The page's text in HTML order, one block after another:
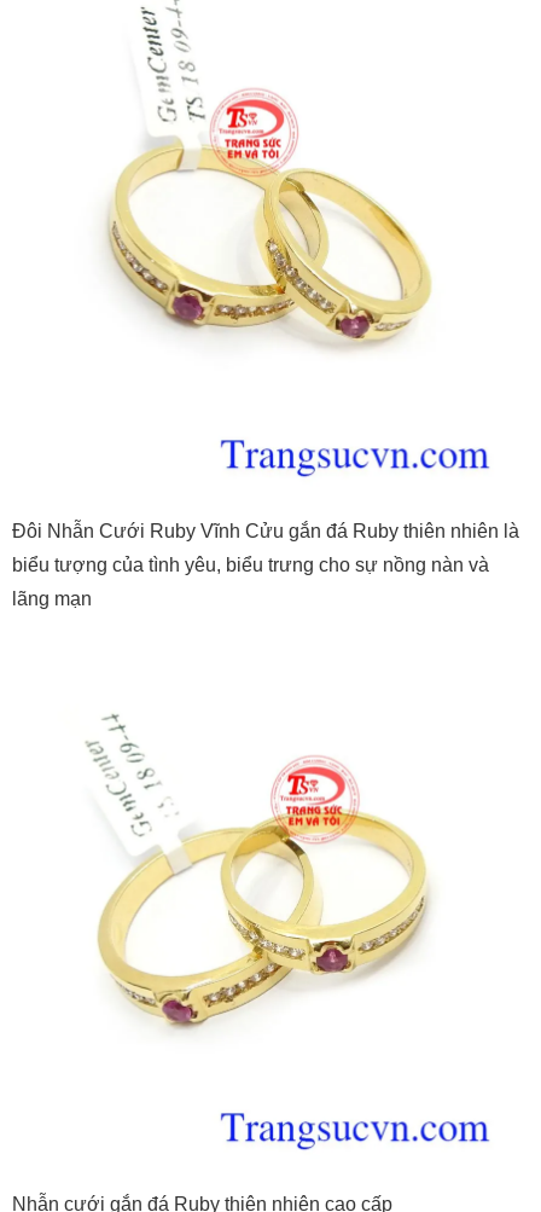
Đôi Nhẫn Cưới Ruby Vĩnh Cửu gắn đá Ruby thiên nhiên là
biểu tượng của tình yêu, biểu trưng cho sự nồng nàn và
lãng mạn
Nhẫn cưới gắn đá Ruby thiên nhiên cao cấp